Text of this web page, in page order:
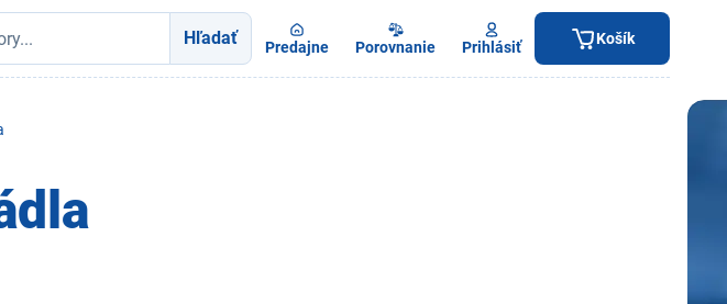
Hľadať Predajne Porovnanie Prihlásiť Košík